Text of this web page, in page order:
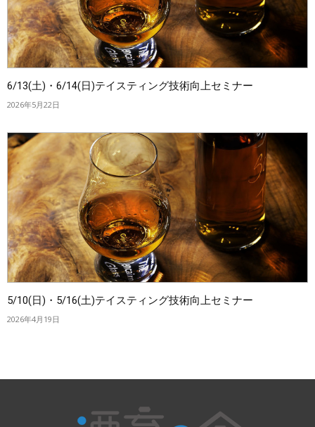
6/13(土)・6/14(日)テイスティング技術向上セミナー
2026年5月22日
5/10(日)・5/16(土)テイスティング技術向上セミナー
2026年4月19日